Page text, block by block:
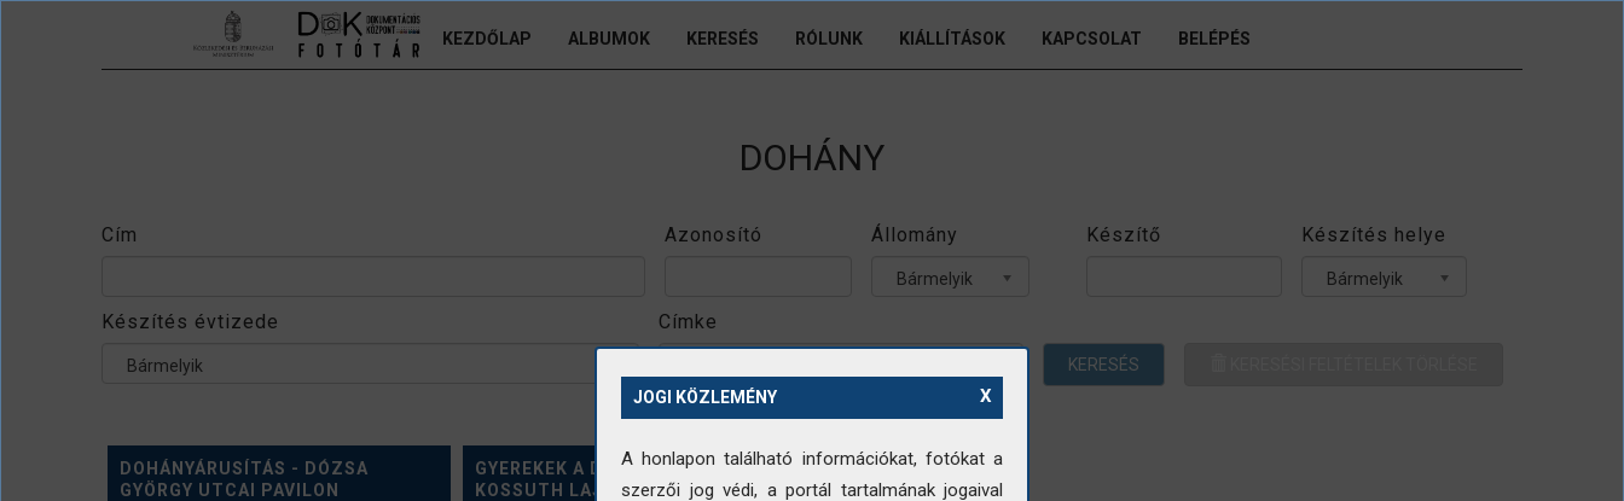
KEZDŐLAP ALBUMOK KERESÉS RÓLUNK KIÁLLÍTÁSOK KAPCSOLAT BELÉPÉS
DOHÁNY
Cím Azonosító Állomány
Bármelyik
Készítő Készítés helye
Bármelyik
Készítés évtizede
Bármelyik
Címke
KERESÉS
DOHÁNYÁRUSÍTÁS - DÓZSA
GYÖRGY UTCAI PAVILON
GYEREKEK A DOHÁNYBOLT ELŐTT -
KOSSUTH LAJOS UTCA 62.
X
JOGI KÖZLEMÉNY
A honlapon található információkat, fotókat a
szerzői jog védi, a portál tartalmának jogaival